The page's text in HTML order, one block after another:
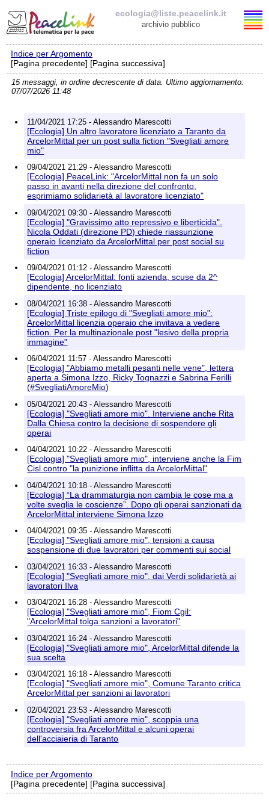
ecologia@liste.peacelink.it
archivio pubblico
Elenco delle liste
ecologia@liste.peacelink.it
Policy delle liste di PeaceLink
Informativa sulla privacy
Richieste di rimozione
Indice per Argomento
[Pagina precedente] [Pagina successiva]
15 messaggi, in ordine decrescente di data. Ultimo aggiornamento:
07/07/2026 11:48
11/04/2021 17:25 - Alessandro Marescotti
[Ecologia] Un altro lavoratore licenziato a Taranto da
ArcelorMittal per un post sulla fiction "Svegliati amore
mio"
09/04/2021 21:29 - Alessandro Marescotti
[Ecologia] PeaceLink: "ArcelorMittal non fa un solo
passo in avanti nella direzione del confronto,
esprimiamo solidarietà al lavoratore licenziato"
09/04/2021 09:30 - Alessandro Marescotti
[Ecologia] "Gravissimo atto repressivo e liberticida".
Nicola Oddati (direzione PD) chiede riassunzione
operaio licenziato da ArcelorMittal per post social su
fiction
09/04/2021 01:12 - Alessandro Marescotti
[Ecologia] ArcelorMittal: fonti azienda, scuse da 2^
dipendente, no licenziato
08/04/2021 16:38 - Alessandro Marescotti
[Ecologia] Triste epilogo di "Svegliati amore mio":
ArcelorMittal licenzia operaio che invitava a vedere
fiction. Per la multinazionale post "lesivo della propria
immagine"
06/04/2021 11:57 - Alessandro Marescotti
[Ecologia] "Abbiamo metalli pesanti nelle vene", lettera
aperta a Simona Izzo, Ricky Tognazzi e Sabrina Ferilli
(#SvegliatiAmoreMio)
05/04/2021 20:43 - Alessandro Marescotti
[Ecologia] "Svegliati amore mio". Interviene anche Rita
Dalla Chiesa contro la decisione di sospendere gli
operai
04/04/2021 10:22 - Alessandro Marescotti
[Ecologia] "Svegliati amore mio", interviene anche la Fim
Cisl contro "la punizione inflitta da ArcelorMittal"
04/04/2021 10:18 - Alessandro Marescotti
[Ecologia] “La drammaturgia non cambia le cose ma a
volte sveglia le coscienze”. Dopo gli operai sanzionati da
ArcelorMittal interviene Simona Izzo
04/04/2021 09:35 - Alessandro Marescotti
[Ecologia] "Svegliati amore mio", tensioni a causa
sospensione di due lavoratori per commenti sui social
03/04/2021 16:33 - Alessandro Marescotti
[Ecologia] "Svegliati amore mio", dai Verdi solidarietà ai
lavoratori Ilva
03/04/2021 16:28 - Alessandro Marescotti
[Ecologia] "Svegliati amore mio", Fiom Cgil:
"ArcelorMittal tolga sanzioni a lavoratori"
03/04/2021 16:24 - Alessandro Marescotti
[Ecologia] "Svegliati amore mio", ArcelorMittal difende la
sua scelta
03/04/2021 16:18 - Alessandro Marescotti
[Ecologia] "Svegliati amore mio", Comune Taranto critica
ArcelorMittal per sanzioni ai lavoratori
02/04/2021 23:53 - Alessandro Marescotti
[Ecologia] "Svegliati amore mio", scoppia una
controversia fra ArcelorMittal e alcuni operai
dell'acciaieria di Taranto
Indice per Argomento
[Pagina precedente] [Pagina successiva]